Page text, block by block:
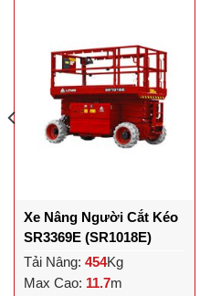
Xe Nâng Người Cắt Kéo
SR3369E (SR1018E)
Tải Nâng: 454Kg
Max Cao: 11.7m